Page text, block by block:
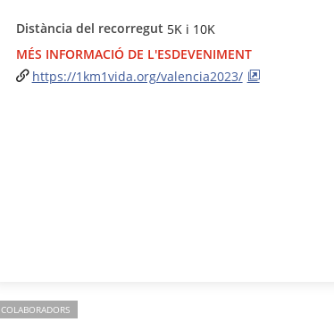
Distància del recorregut 5K i 10K
MÉS INFORMACIÓ DE L'ESDEVENIMENT
https://1km1vida.org/valencia2023/
COLABORADORS